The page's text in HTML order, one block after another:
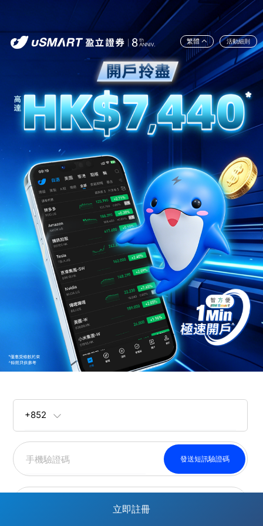
繁體 活動細則
+852
發送短訊驗證碼
立即註冊